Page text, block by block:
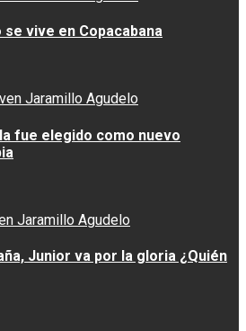
vive en Copacabana
Jaramillo Agudelo
fue elegido como nuevo
Jaramillo Agudelo
Junior va por la gloria ¿Quién